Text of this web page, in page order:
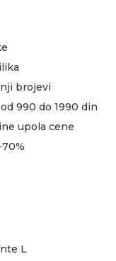
brojevi
990 do 1990 din
upola cene
L